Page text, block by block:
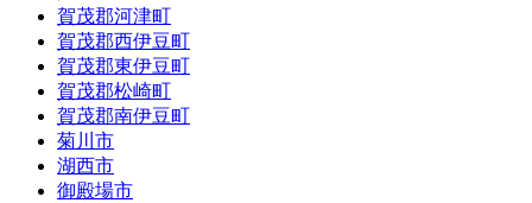
賀茂郡河津町
賀茂郡西伊豆町
賀茂郡東伊豆町
賀茂郡松崎町
賀茂郡南伊豆町
菊川市
湖西市
御殿場市